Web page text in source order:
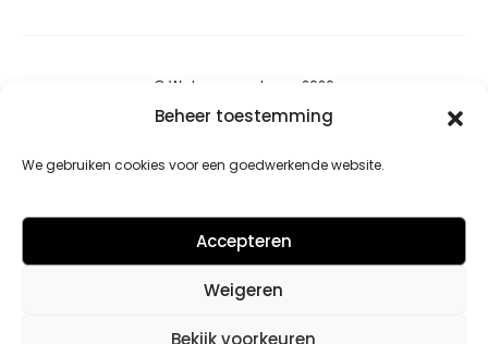
Beheer toestemming
We gebruiken cookies voor een goedwerkende website.
Accepteren
Weigeren
Bekijk voorkeuren
© Wateensound.com 2026
Retourbeleid